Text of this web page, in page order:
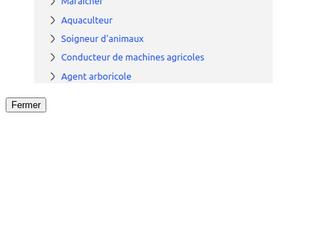
Fermer